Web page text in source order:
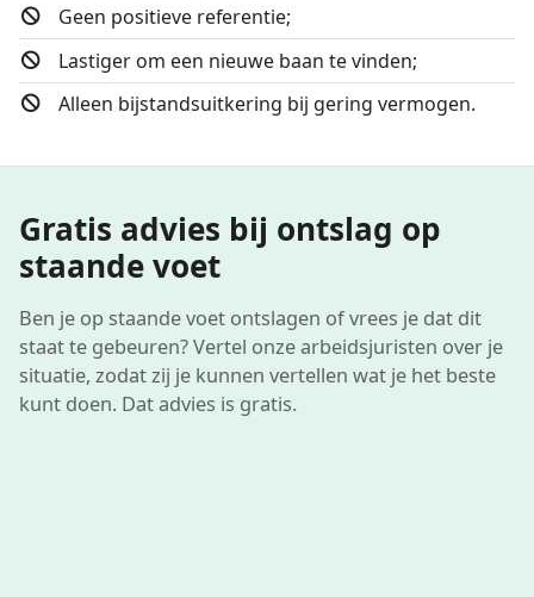
Geen positieve referentie;
Lastiger om een nieuwe baan te vinden;
Alleen bijstandsuitkering bij gering vermogen.
Gratis advies bij ontslag op
staande voet
Ben je op staande voet ontslagen of vrees je dat dit
staat te gebeuren? Vertel onze arbeidsjuristen over je
situatie, zodat zij je kunnen vertellen wat je het beste
kunt doen. Dat advies is gratis.